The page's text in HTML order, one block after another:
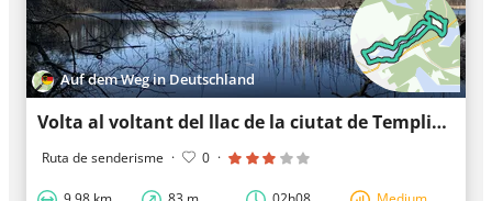
Auf dem Weg in Deutschland
Volta al voltant del llac de la ciutat de Templin
Ruta de senderisme · 0 ·